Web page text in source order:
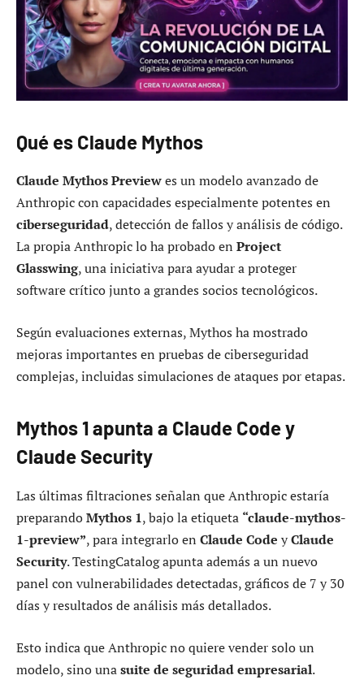
Qué es Claude Mythos
Claude Mythos Previewes un modelo avanzado de
Anthropic con capacidades especialmente potentes en
ciberseguridad, detección de fallos y análisis de código.
La propia Anthropic lo ha probado en Project
Glasswing, una iniciativa para ayudar a proteger
software crítico junto a grandes socios tecnológicos.
Según evaluaciones externas, Mythos ha mostrado
mejoras importantes en pruebas de ciberseguridad
complejas, incluidas simulaciones de ataques por etapas.
Mythos 1 apunta a Claude Code y
Claude Security
Las últimas filtraciones señalan que Anthropic estaría
preparandoMythos 1, bajo la etiqueta “claude-mythos-
1-preview”, para integrarlo en Claude Code yClaude
Security. TestingCatalog apunta además a un nuevo
panel con vulnerabilidades detectadas, gráficos de 7 y 30
días y resultados de análisis más detallados.
Esto indica que Anthropic no quiere vender solo un
modelo, sino unasuite de seguridad empresarial.